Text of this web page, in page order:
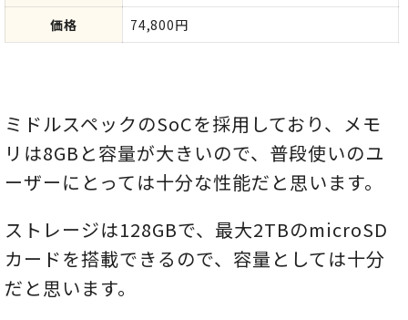
価格
74,800円
ミドルスペックのSoCを採用しており、メモ
リは8GBと容量が大きいので、普段使いのユ
ーザーにとっては十分な性能だと思います。
ストレージは128GBで、最大2TBのmicroSD
カードを搭載できるので、容量としては十分
だと思います。